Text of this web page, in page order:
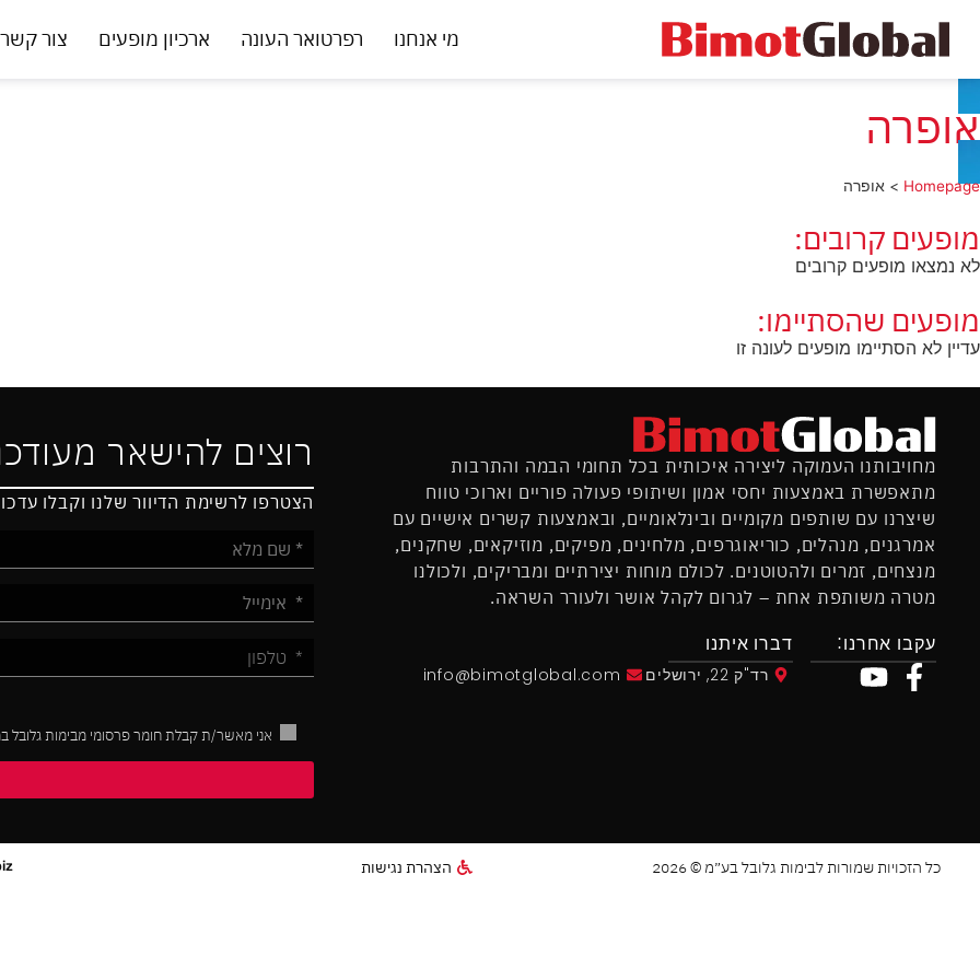
מי אנחנו רפרטואר העונה ארכיון מופעים צור קשר
אופרה
Homepage
> אופרה
מופעים קרובים:
לא נמצאו מופעים קרובים
מופעים שהסתיימו:
עדיין לא הסתיימו מופעים לעונה זו
מחויבותנו העמוקה ליצירה איכותית בכל תחומי הבמה והתרבות
מתאפשרת באמצעות יחסי אמון ושיתופי פעולה פוריים וארוכי טווח
שיצרנו עם שותפים מקומיים ובינלאומיים, ובאמצעות קשרים אישיים עם
אמרגנים, מנהלים, כוריאוגרפים, מלחינים, מפיקים, מוזיקאים, שחקנים,
מנצחים, זמרים ולהטוטנים. לכולם מוחות יצירתיים ומבריקים, ולכולנו
מטרה משותפת אחת – לגרום לקהל אושר ולעורר השראה.
עקבו אחרנו: דברו איתנו
רד"ק 22, ירושלים info@bimotglobal.com
רוצים להישאר
הצטרפו לרשימת הדיוור שלנו וקבלו
אני מאשר/ת קבלת חומר פרסומי מבימות גלובל
כל הזכויות שמורות לבימות גלובל בע״מ © 2026 הצהרת נגישות